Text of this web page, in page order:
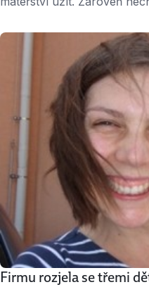
s dětmi. Nápad jí vynesl
Rozjezdů – soutěže pro
Krejčí, zakladatelka Baby
nevadí V Praze je už více
Firmu rozjela se třemi